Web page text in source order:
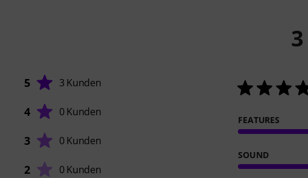
3
5 3 Kunden
4 0 Kunden
3 0 Kunden
2 0 Kunden
FEATURES
SOUND